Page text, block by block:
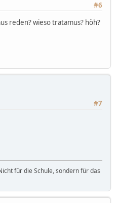
#6
reden? wieso tratamus? höh?
#7
für die Schule, sondern für das